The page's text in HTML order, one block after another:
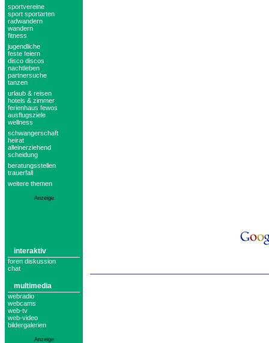
sportvereine
sport sportarten
radwandern
wandern
fitness
jugendliche
feste feiern
disco discos
nachtleben
partnersuche
tanzen
urlaub & reisen
hotels & zimmer
ferienhaus fewos
ausflugsziele
wellness
schwangerschaft
heirat
alleinerziehend
scheidung
beratungsstellen
trauerfall
weitere themen
Anzeige
interaktiv
foren diskussion
chat
multimedia
webradio
webcams
web-tv
web-video
bildergalerien
Anzeige